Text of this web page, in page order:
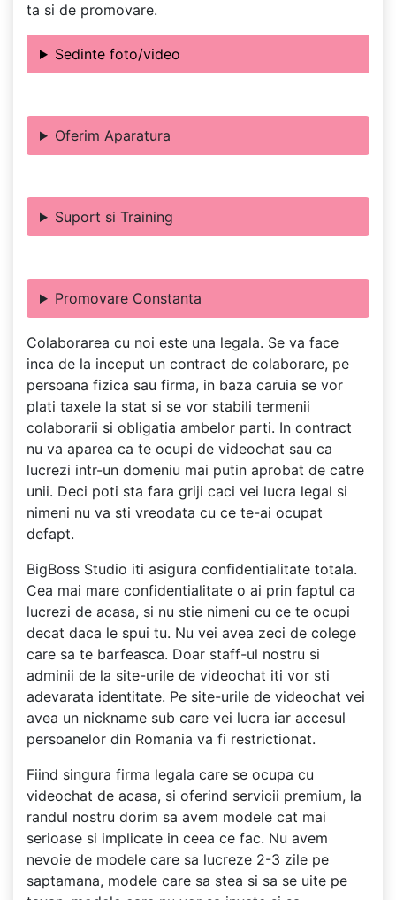
ta si de promovare.
Sedinte foto/video
Oferim Aparatura
Suport si Training
Promovare Constanta
Colaborarea cu noi este una legala. Se va face
inca de la inceput un contract de colaborare, pe
persoana fizica sau firma, in baza caruia se vor
plati taxele la stat si se vor stabili termenii
colaborarii si obligatia ambelor parti. In contract
nu va aparea ca te ocupi de videochat sau ca
lucrezi intr-un domeniu mai putin aprobat de catre
unii. Deci poti sta fara griji caci vei lucra legal si
nimeni nu va sti vreodata cu ce te-ai ocupat
defapt.
BigBoss Studio iti asigura confidentialitate totala.
Cea mai mare confidentialitate o ai prin faptul ca
lucrezi de acasa, si nu stie nimeni cu ce te ocupi
decat daca le spui tu. Nu vei avea zeci de colege
care sa te barfeasca. Doar staff-ul nostru si
adminii de la site-urile de videochat iti vor sti
adevarata identitate. Pe site-urile de videochat vei
avea un nickname sub care vei lucra iar accesul
persoanelor din Romania va fi restrictionat.
Fiind singura firma legala care se ocupa cu
videochat de acasa, si oferind servicii premium, la
randul nostru dorim sa avem modele cat mai
serioase si implicate in ceea ce fac. Nu avem
nevoie de modele care sa lucreze 2-3 zile pe
saptamana, modele care sa stea si sa se uite pe